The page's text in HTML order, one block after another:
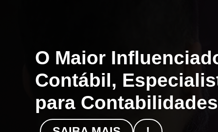
O Maior
Contábil,
para Contabilidades